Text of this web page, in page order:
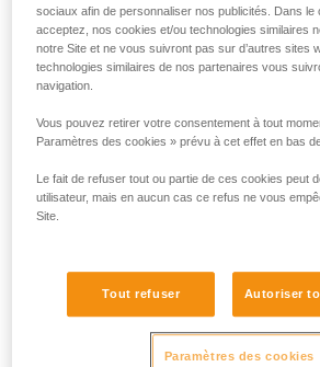
sociaux afin de personnaliser nos publicités. Dans le
acceptez, nos cookies et/ou technologies similaires
notre Site et ne vous suivront pas sur d’autres sites
technologies similaires de nos partenaires vous
navigation.
Vous pouvez retirer votre consentement à tout
Paramètres des cookies » prévu à cet effet en bas
Le fait de refuser tout ou partie de ces cookies peut
utilisateur, mais en aucun cas ce refus ne vous
Site.
Tout refuser Autoriser
Paramètres des cookies